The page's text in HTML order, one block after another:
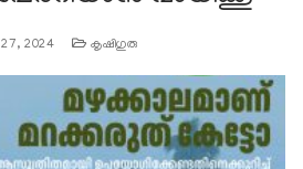
2024 കൃഷിഗുരു